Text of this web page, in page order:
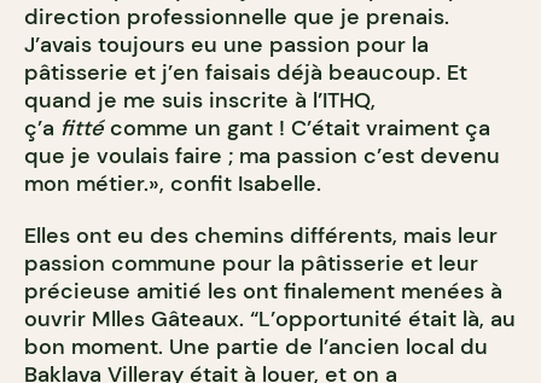
direction professionnelle que je prenais.
J’avais toujours eu une passion pour la
pâtisserie et j’en faisais déjà beaucoup. Et
quand je me suis inscrite à l’ITHQ,
ç’a fitté comme un gant ! C’était vraiment ça
que je voulais faire ; ma passion c’est devenu
mon métier.», confit Isabelle.
Elles ont eu des chemins différents, mais leur
passion commune pour la pâtisserie et leur
précieuse amitié les ont finalement menées à
ouvrir Mlles Gâteaux. “L’opportunité était là, au
bon moment. Une partie de l’ancien local du
Baklava Villeray était à louer, et on a